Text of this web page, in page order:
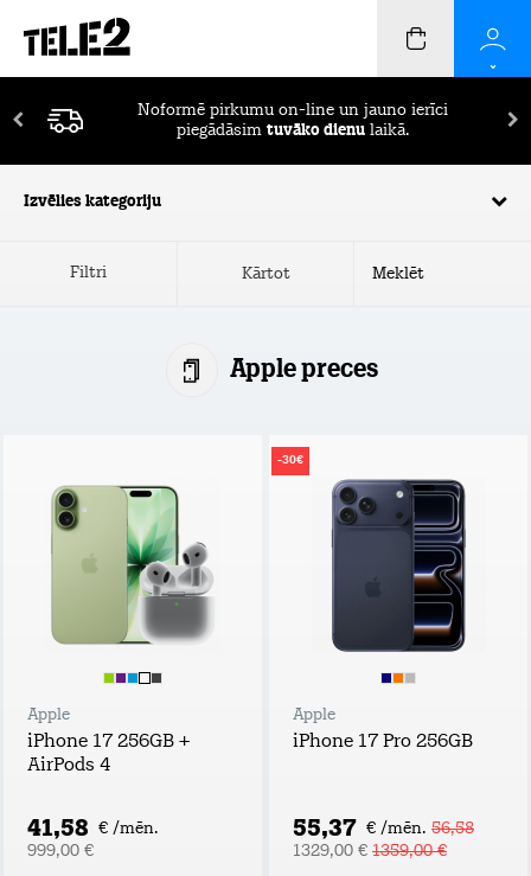
Noformē pirkumu on-line un jauno ierīci
piegādāsim tuvāko dienu laikā.
Izvēlies kategoriju
Filtri Kārtot
Apple preces
Apple
iPhone 17 256GB +
AirPods 4
41,58 € /mēn.
999,00 €
-30€
Apple
iPhone 17 Pro 256GB
55,37 € /mēn. 56,58
1329,00 € 1359,00 €